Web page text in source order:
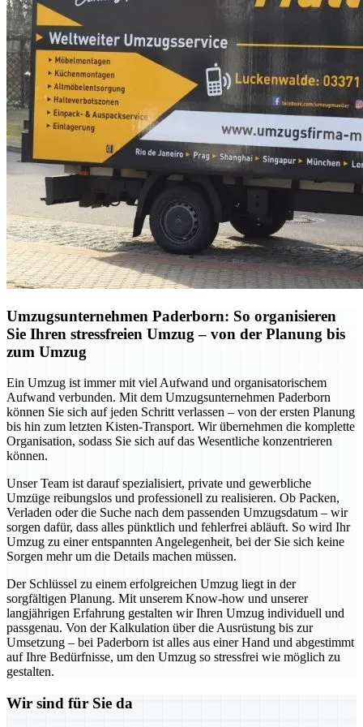
Umzugsunternehmen Paderborn: So organisieren
Sie Ihren stressfreien Umzug – von der Planung bis
zum Umzug
Ein Umzug ist immer mit viel Aufwand und organisatorischem
Aufwand verbunden. Mit dem Umzugsunternehmen Paderborn
können Sie sich auf jeden Schritt verlassen – von der ersten Planung
bis hin zum letzten Kisten-Transport. Wir übernehmen die komplette
Organisation, sodass Sie sich auf das Wesentliche konzentrieren
können.
Unser Team ist darauf spezialisiert, private und gewerbliche
Umzüge reibungslos und professionell zu realisieren. Ob Packen,
Verladen oder die Suche nach dem passenden Umzugsdatum – wir
sorgen dafür, dass alles pünktlich und fehlerfrei abläuft. So wird Ihr
Umzug zu einer entspannten Angelegenheit, bei der Sie sich keine
Sorgen mehr um die Details machen müssen.
Der Schlüssel zu einem erfolgreichen Umzug liegt in der
sorgfältigen Planung. Mit unserem Know-how und unserer
langjährigen Erfahrung gestalten wir Ihren Umzug individuell und
passgenau. Von der Kalkulation über die Ausrüstung bis zur
Umsetzung – bei Paderborn ist alles aus einer Hand und abgestimmt
auf Ihre Bedürfnisse, um den Umzug so stressfrei wie möglich zu
gestalten.
Wir sind für Sie da